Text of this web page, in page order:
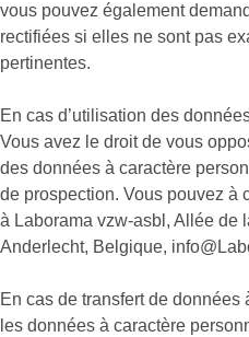
vous pouvez également
rectifiées si elles ne sont pas
pertinentes.
En cas d’utilisation des
Vous avez le droit de vous
des données à caractère
de prospection. Vous pouvez à
à Laborama vzw-asbl, Allée de
Anderlecht, Belgique,
En cas de transfert de
les données à caractère